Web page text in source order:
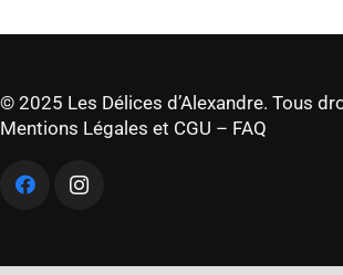
© 2025 Les Délices d’Alexandre. Tous
Mentions Légales et CGU – FAQ